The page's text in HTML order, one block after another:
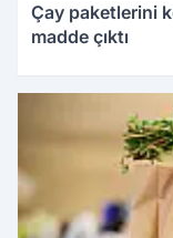
Çay paketlerini
madde çıktı